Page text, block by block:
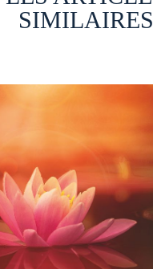
SIMILAIRES